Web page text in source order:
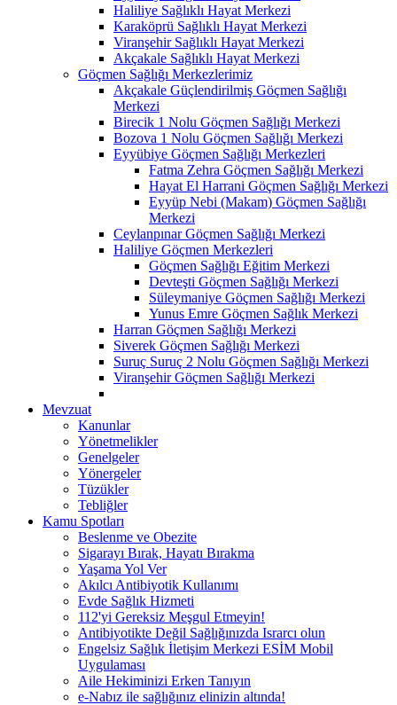
Haliliye Sağlıklı Hayat Merkezi
Karaköprü Sağlıklı Hayat Merkezi
Viranşehir Sağlıklı Hayat Merkezi
Akçakale Sağlıklı Hayat Merkezi
Göçmen Sağlığı Merkezlerimiz
Akçakale Güçlendirilmiş Göçmen Sağlığı
Merkezi
Birecik 1 Nolu Göçmen Sağlığı Merkezi
Bozova 1 Nolu Göçmen Sağlığı Merkezi
Eyyübiye Göçmen Sağlığı Merkezleri
Fatma Zehra Göçmen Sağlığı Merkezi
Hayat El Harrani Göçmen Sağlığı Merkezi
Eyyüp Nebi (Makam) Göçmen Sağlığı
Merkezi
Ceylanpınar Göçmen Sağlığı Merkezi
Haliliye Göçmen Merkezleri
Göçmen Sağlığı Eğitim Merkezi
Devteşti Göçmen Sağlığı Merkezi
Süleymaniye Göçmen Sağlığı Merkezi
Yunus Emre Göçmen Sağlık Merkezi
Harran Göçmen Sağlığı Merkezi
Siverek Göçmen Sağlığı Merkezi
Suruç Suruç 2 Nolu Göçmen Sağlığı Merkezi
Viranşehir Göçmen Sağlığı Merkezi
Mevzuat
Kanunlar
Yönetmelikler
Genelgeler
Yönergeler
Tüzükler
Tebliğler
Kamu Spotları
Beslenme ve Obezite
Sigarayı Bırak, Hayatı Bırakma
Yaşama Yol Ver
Akılcı Antibiyotik Kullanımı
Evde Sağlık Hizmeti
112'yi Gereksiz Meşgul Etmeyin!
Antibiyotikte Değil Sağlığınızda Israrcı olun
Engelsiz Sağlık İletişim Merkezi ESİM Mobil
Uygulaması
Aile Hekiminizi Erken Tanıyın
e-Nabız ile sağlığınız elinizin altında!